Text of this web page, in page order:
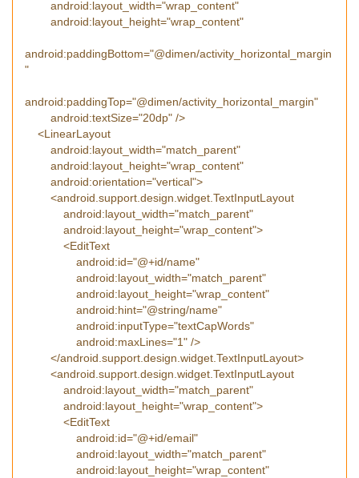
android:layout_width="wrap_content"
android:layout_height="wrap_content"
android:paddingBottom="@dimen/activity_horizontal_margin
"
android:paddingTop="@dimen/activity_horizontal_margin"
android:textSize="20dp" />
<LinearLayout
android:layout_width="match_parent"
android:layout_height="wrap_content"
android:orientation="vertical">
<android.support.design.widget.TextInputLayout
android:layout_width="match_parent"
android:layout_height="wrap_content">
<EditText
android:id="@+id/name"
android:layout_width="match_parent"
android:layout_height="wrap_content"
android:hint="@string/name"
android:inputType="textCapWords"
android:maxLines="1" />
</android.support.design.widget.TextInputLayout>
<android.support.design.widget.TextInputLayout
android:layout_width="match_parent"
android:layout_height="wrap_content">
<EditText
android:id="@+id/email"
android:layout_width="match_parent"
android:layout_height="wrap_content"